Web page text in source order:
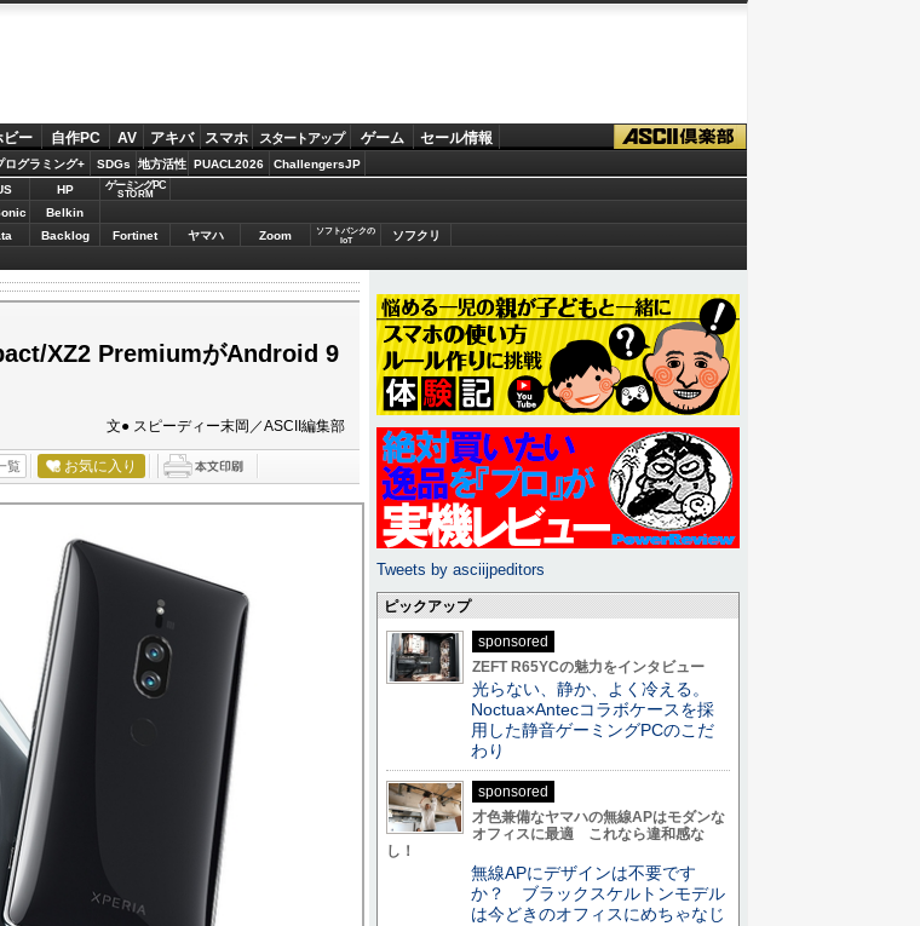
ビー 自作PC AV アキバ スマホ スタートアップ ゲーム セール情報
ログラミング+ SDGs 地方活性 PUACL2026 ChallengersJP
HP ゲーミングPC
STORM
Belkin
Backlog Fortinet ヤマハ Zoom
ソフトバンクの
IoT
ソフクリ
XZ2 PremiumがAndroid 9
文● スピーディー末岡／ASCII編集部
覧 お気に入り
Tweets by asciijpeditors
ピックアップ
sponsored
ZEFT R65YCの魅力をインタビュー
光らない、静か、よく冷える。
Noctua×Antecコラボケースを採
用した静音ゲーミングPCのこだ
わり
sponsored
才色兼備なヤマハの無線APはモダンな
オフィスに最適 これなら違和感な
し！
無線APにデザインは不要です
か？ ブラックスケルトンモデル
は今どきのオフィスにめちゃなじ